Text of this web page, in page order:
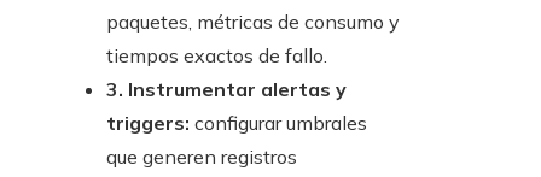
paquetes, métricas de consumo y
tiempos exactos de fallo.
3. Instrumentar alertas y
triggers: configurar umbrales
que generen registros